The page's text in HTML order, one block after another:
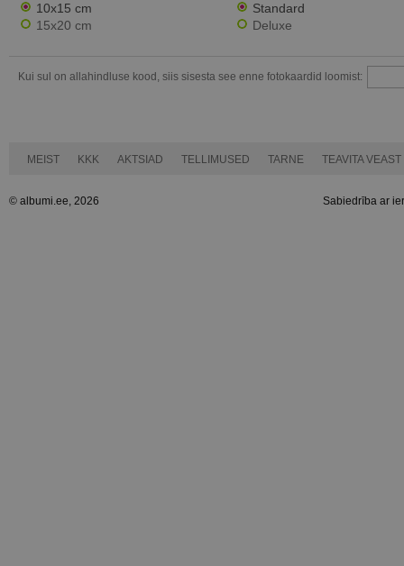
10x15 cm
15x20 cm
Standard
Deluxe
Kui sul on allahindluse kood, siis sisesta see enne fotokaardid loomist:
MEIST KKK AKTSIAD TELLIMUSED TARNE TEAVITA VEAST
© albumi.ee, 2026 Sabiedrība ar